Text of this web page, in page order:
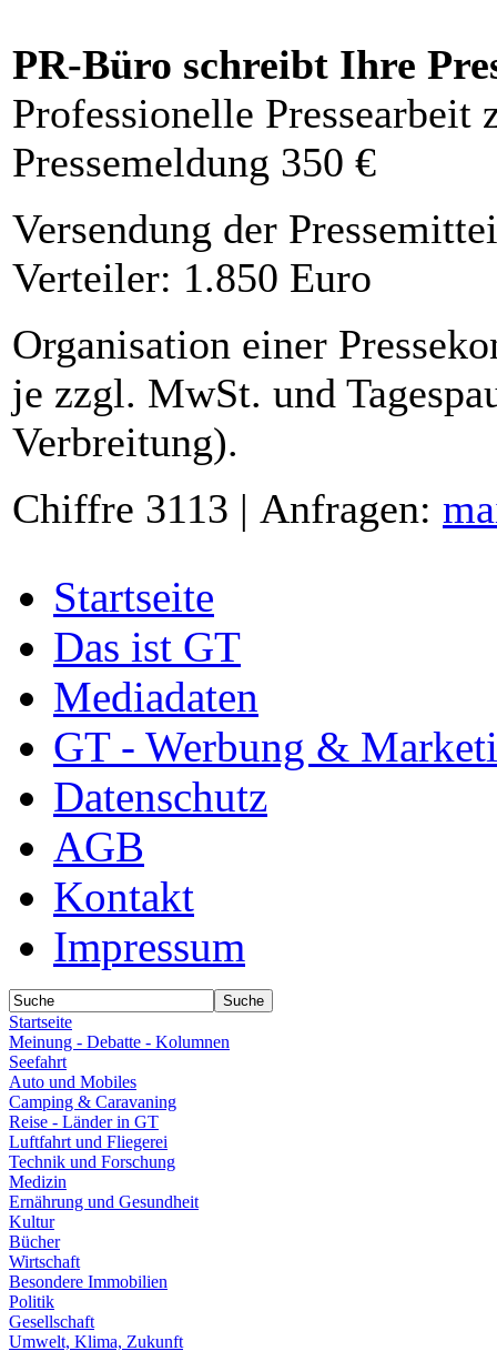
PR-Büro schreibt Ihre
Professionelle Pressearbeit
Pressemeldung 350 €
Versendung der
Verteiler: 1.850 Euro
Organisation einer
je zzgl. MwSt. und
Verbreitung).
Chiffre 3113 | Anfragen:
Startseite
Das ist GT
Mediadaten
GT - Werbung &
Datenschutz
AGB
Kontakt
Impressum
Startseite
Meinung - Debatte - Kolumnen
Seefahrt
Auto und Mobiles
Camping & Caravaning
Reise - Länder in GT
Luftfahrt und Fliegerei
Technik und Forschung
Medizin
Ernährung und Gesundheit
Kultur
Bücher
Wirtschaft
Besondere Immobilien
Politik
Gesellschaft
Umwelt, Klima, Zukunft